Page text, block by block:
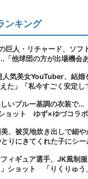
ンキング
巨人・リチャード、ソフ
「他球団の方が出場機会
人気美女YouTuber、結
た」「私今すごく安定し
いブルー基調の衣装で...
ョット ゆず×ゆづコラ
、被災地炊き出しで細
りにきてくれた子にシー
フィギュア選手、JK風制
ショット 「りくりゅう